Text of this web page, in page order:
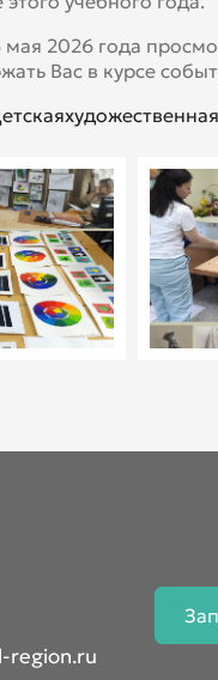
мая 2026 года
Вас в курсе
region.ru